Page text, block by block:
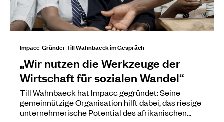
Impacc-Gründer Till Wahnbaeck im Gespräch
„Wir nutzen die Werkzeuge der
Wirtschaft für sozialen Wandel“
Till Wahnbaeck hat Impacc gegründet: Seine
gemeinnützige Organisation hilft dabei, das riesige
unternehmerische Potential des afrikanischen…